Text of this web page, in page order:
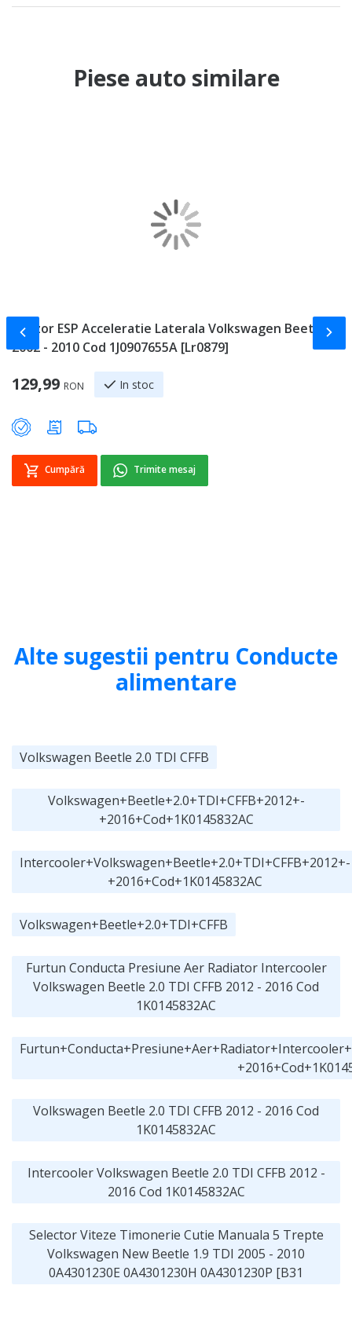
Piese auto similare
Senzor ESP Acceleratie Laterala Volkswagen Beetle
2002 - 2010 Cod 1J0907655A [Lr0879]
129,99 RON In stoc
Cumpără Trimite mesaj
Slide-ul anterior
Alte sugestii pentru Conducte
alimentare
Volkswagen Beetle 2.0 TDI CFFB
Volkswagen+Beetle+2.0+TDI+CFFB+2012+-
+2016+Cod+1K0145832AC
Intercooler+Volkswagen+Beetle+2.0+TDI+CFFB+2012+-
+2016+Cod+1K0145832AC
Volkswagen+Beetle+2.0+TDI+CFFB
Furtun Conducta Presiune Aer Radiator Intercooler
Volkswagen Beetle 2.0 TDI CFFB 2012 - 2016 Cod
1K0145832AC
Volkswagen Beetle 2.0 TDI CFFB 2012 - 2016 Cod
1K0145832AC
Intercooler Volkswagen Beetle 2.0 TDI CFFB 2012 -
2016 Cod 1K0145832AC
Selector Viteze Timonerie Cutie Manuala 5 Trepte
Volkswagen New Beetle 1.9 TDI 2005 - 2010
0A4301230E 0A4301230H 0A4301230P [B31